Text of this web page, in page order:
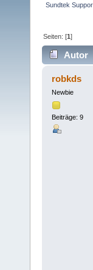
Sundtek
Seiten: [1]
Autor
robkds
Newbie
Beiträge: 9